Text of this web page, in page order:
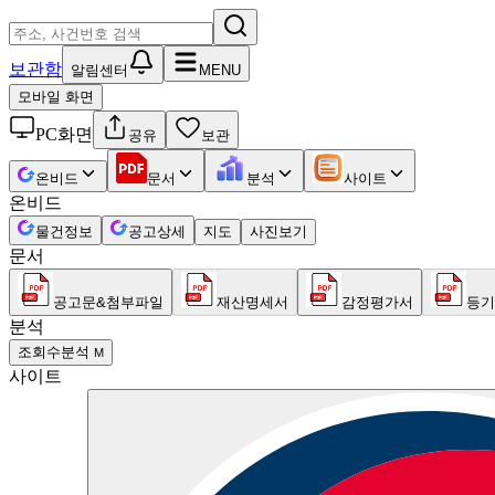
보관함 알림센터
MENU
모바일 화면
PC화면 공유 보관
온비드 문서 분석 사이트
온비드
물건정보 공고상세 지도 사진보기
문서
공고문&첨부파일 재산명세서 감정평가서 등
분석
조회수분석 M
사이트